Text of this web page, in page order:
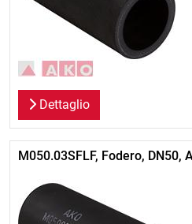
Dettaglio
M050.03SFLF, Fodero, DN50,